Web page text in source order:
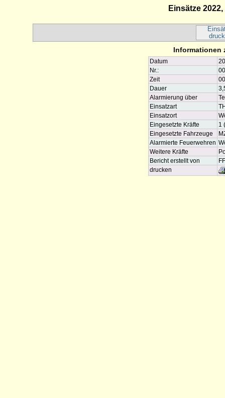
Einsätze
Informationen
Datum
Nr.:
Zeit
Dauer
Alarmierung über
Einsatzart
Einsatzort
Eingesetzte Kräfte
1
Eingesetzte Fahrzeuge
Alarmierte Feuerwehren
Weitere Kräfte
Bericht erstellt von
drucken